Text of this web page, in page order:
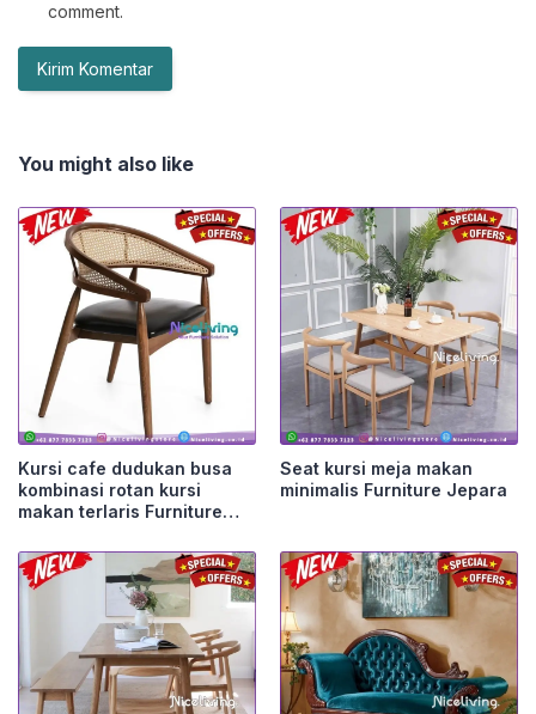
comment.
You might also like
Kursi cafe dudukan busa
kombinasi rotan kursi
makan terlaris Furniture
Seat kursi meja makan
minimalis Furniture Jepara